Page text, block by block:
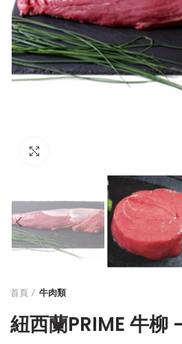
首頁 牛肉類
紐西蘭PRIME 牛柳